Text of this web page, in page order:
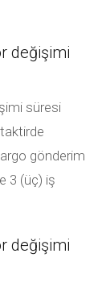
değişimi
süresi
gönderim
3 (üç) iş
değişimi